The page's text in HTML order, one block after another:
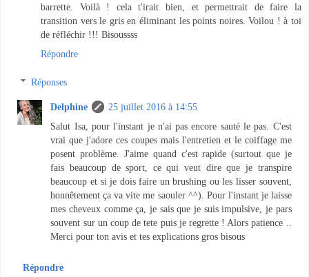
barrette. Voilà ! cela t'irait bien, et permettrait de faire la
transition vers le gris en éliminant les points noires. Voilou ! à toi
de réfléchir !!! Bisoussss
Répondre
Réponses
Delphine
25 juillet 2016 à 14:55
Salut Isa, pour l'instant je n'ai pas encore sauté le pas. C'est
vrai que j'adore ces coupes mais l'entretien et le coiffage me
posent problème. J'aime quand c'est rapide (surtout que je
fais beaucoup de sport, ce qui veut dire que je transpire
beaucoup et si je dois faire un brushing ou les lisser souvent,
honnêtement ça va vite me saouler ^^). Pour l'instant je laisse
mes cheveux comme ça, je sais que je suis impulsive, je pars
souvent sur un coup de tete puis je regrette ! Alors patience ..
Merci pour ton avis et tes explications gros bisous
Répondre